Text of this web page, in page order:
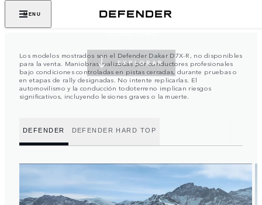
MENUALCANZA LO IMPOSIBLE
EXPLORAR
Los modelos mostrados son el Defender Dakar D7X-R, no disponibles
para la venta. Maniobras realizadas por conductores profesionales
bajo condiciones controladas en pistas cerradas, durante pruebas o
en etapas de rally designadas. No intente replicarlas. El
automovilismo y la conducción todoterreno implican riesgos
significativos, incluyendo lesiones graves o la muerte.
DEFENDER DEFENDER HARD TOP